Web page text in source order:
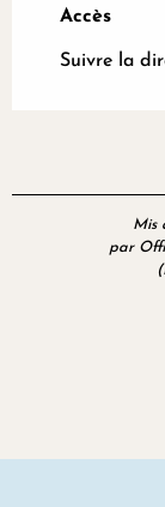
Accès
Accès
Suivre la
Mis
par